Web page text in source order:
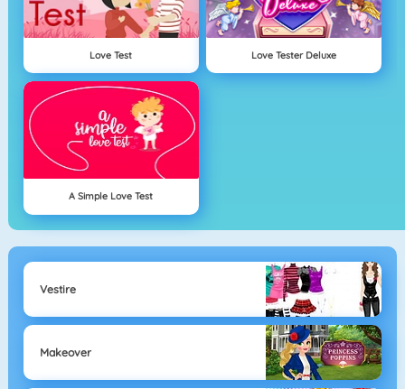
Love Test Love Tester Deluxe
A Simple Love Test
Vestire
Makeover